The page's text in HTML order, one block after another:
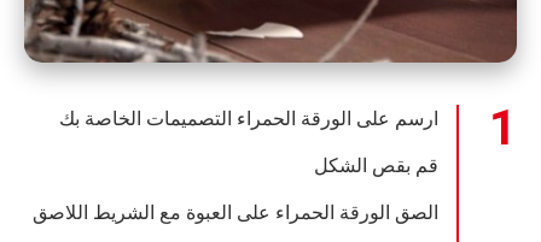
ارسم على الورقة الحمراء التصميمات الخاصة بك
قم بقص الشكل
الصق الورقة الحمراء على العبوة مع الشريط اللاصق